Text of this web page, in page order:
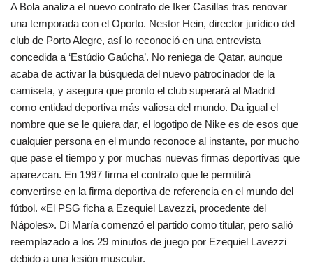
A Bola analiza el nuevo contrato de Iker Casillas tras renovar
una temporada con el Oporto. Nestor Hein, director jurídico del
club de Porto Alegre, así lo reconoció en una entrevista
concedida a ‘Estúdio Gaúcha’. No reniega de Qatar, aunque
acaba de activar la búsqueda del nuevo patrocinador de la
camiseta, y asegura que pronto el club superará al Madrid
como entidad deportiva más valiosa del mundo. Da igual el
nombre que se le quiera dar, el logotipo de Nike es de esos que
cualquier persona en el mundo reconoce al instante, por mucho
que pase el tiempo y por muchas nuevas firmas deportivas que
aparezcan. En 1997 firma el contrato que le permitirá
convertirse en la firma deportiva de referencia en el mundo del
fútbol. «El PSG ficha a Ezequiel Lavezzi, procedente del
Nápoles». Di María comenzó el partido como titular, pero salió
reemplazado a los 29 minutos de juego por Ezequiel Lavezzi
debido a una lesión muscular.